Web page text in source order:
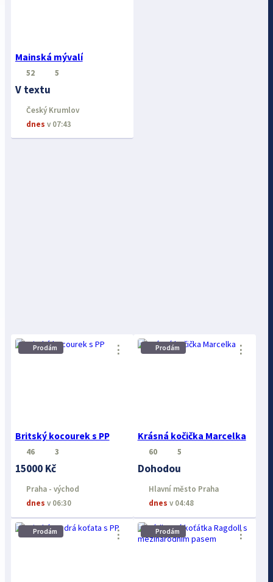
Mainská mývalí
52 5
V textu
Český Krumlov
dnes v 07:43
Prodám
Britský kocourek s PP
⋮
46 3
15000 Kč
Praha - východ
dnes v 06:30
Prodám
Krásná kočička Marcelka
⋮
60 5
Dohodou
Hlavní město Praha
dnes v 04:48
Prodám ⋮ Prodám ⋮